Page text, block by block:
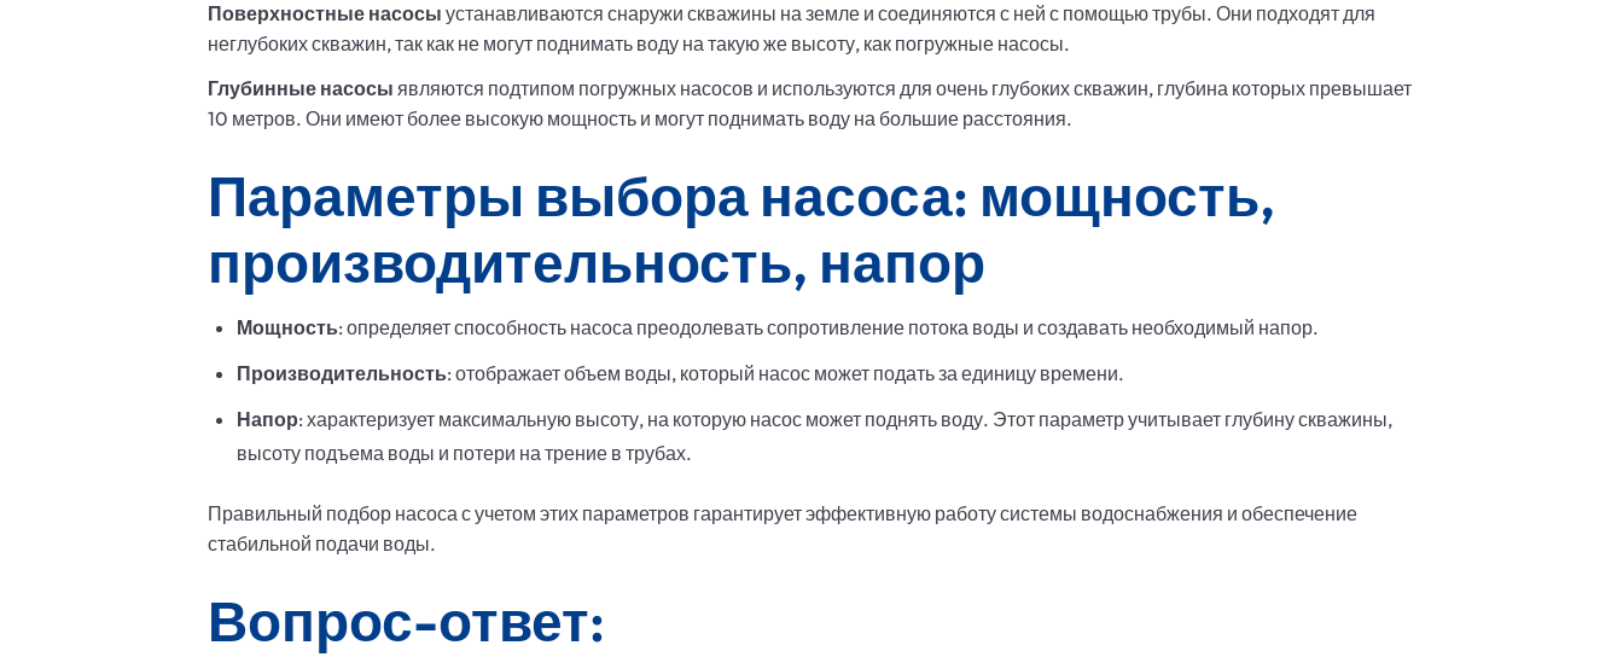
Поверхностные насосы устанавливаются снаружи скважины на земле и соединяются с ней с помощью трубы. Они подходят для
неглубоких скважин, так как не могут поднимать воду на такую же высоту, как погружные насосы.
Глубинные насосы являются подтипом погружных насосов и используются для очень глубоких скважин, глубина которых превышает
10 метров. Они имеют более высокую мощность и могут поднимать воду на большие расстояния.
Параметры выбора насоса: мощность,
производительность, напор
Мощность: определяет способность насоса преодолевать сопротивление потока воды и создавать необходимый напор.
Производительность: отображает объем воды, который насос может подать за единицу времени.
Напор: характеризует максимальную высоту, на которую насос может поднять воду. Этот параметр учитывает глубину скважины,
высоту подъема воды и потери на трение в трубах.
Правильный подбор насоса с учетом этих параметров гарантирует эффективную работу системы водоснабжения и обеспечение
стабильной подачи воды.
Вопрос-ответ: